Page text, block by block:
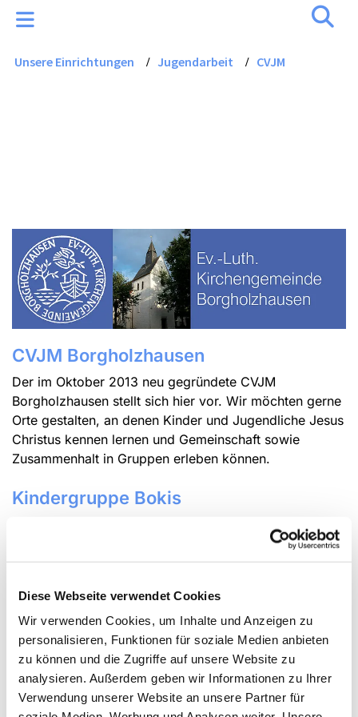
Diese Webseite verwendet Cookies
Wir verwenden Cookies, um Inhalte und Anzeigen zu
personalisieren, Funktionen für soziale Medien anbieten
zu können und die Zugriffe auf unsere Website zu
analysieren. Außerdem geben wir Informationen zu Ihrer
Verwendung unserer Website an unsere Partner für
Unsere Einrichtungen / Jugendarbeit / CVJM
CVJM Borgholzhausen
Der im Oktober 2013 neu gegründete CVJM
Borgholzhausen stellt sich hier vor. Wir möchten gerne
Orte gestalten, an denen Kinder und Jugendliche Jesus
Christus kennen lernen und Gemeinschaft sowie
Zusammenhalt in Gruppen erleben können.
Kindergruppe Bokis
von 4 bis 6 Jahren findet immer samstags von 14:00
bis 15:30 Uhr im evangelischen Gemeindhaus
basteln, singen und erleben zusammen Gemeinschaft.
Leitung: Daniel Weßling, Tel. 05425 955 526
Jungschar Borgholzhausen
Die Jungschar für Kinder im Alter von 6 bis 13 Jahren
findet immer mittwochs von 17:30 bis 19:00 Uhr im